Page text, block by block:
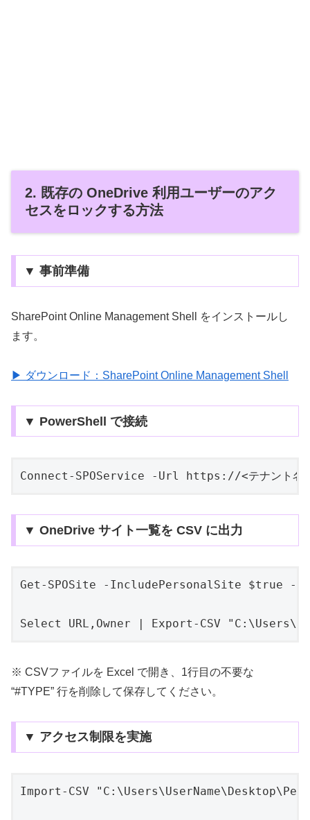
2. 既存の OneDrive 利用ユーザーのアク
セスをロックする方法
▼ 事前準備
SharePoint Online Management Shell をインストールし
ます。
▶ ダウンロード：SharePoint Online Management Shell
▼ PowerShell で接続
Connect-SPOService -Url https://<テナント
▼ OneDrive サイト一覧を CSV に出力
Get-SPOSite -IncludePersonalSite $true -
Select URL,Owner | Export-CSV
※ CSVファイルを Excel で開き、1行目の不要な
“#TYPE” 行を削除して保存してください。
▼ アクセス制限を実施
Import-CSV